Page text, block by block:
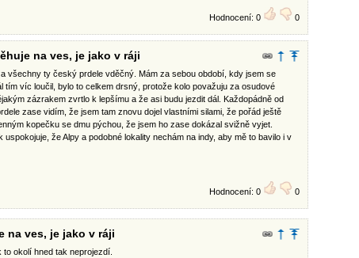
Hodnocení: 0 0
na ves, je jako v ráji
všechny ty český prdele vděčný. Mám za sebou období, kdy jsem se
tím víc loučil, bylo to celkem drsný, protože kolo považuju za osudové
zázrakem zvrtlo k lepšímu a že asi budu jezdit dál. Každopádně od
zase vidím, že jsem tam znovu dojel vlastními silami, že pořád ještě
kopečku se dmu pýchou, že jsem ho zase dokázal svižně vyjet.
že Alpy a podobné lokality nechám na indy, aby mě to bavilo i v
Hodnocení: 0 0
na ves, je jako v ráji
okolí hned tak neprojezdí.